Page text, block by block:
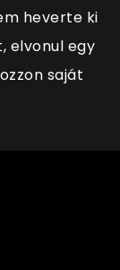
heverte ki
elvonul egy
saját